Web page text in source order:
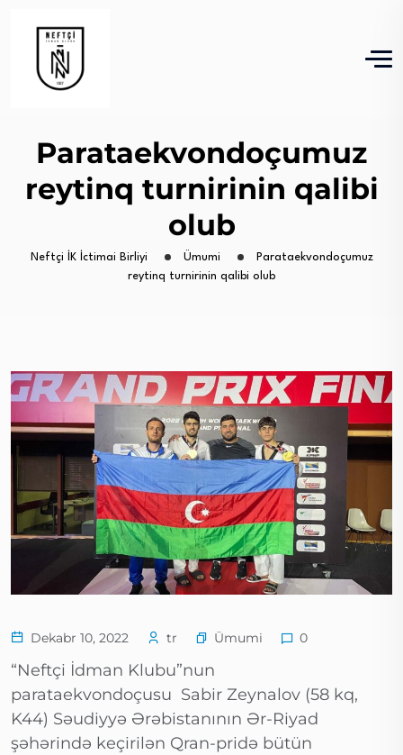
Parataekvondoçumuz
reytinq turnirinin qalibi
olub
Neftçi İK İctimai Birliyi Ümumi
Parataekvondoçumuz
reytinq turnirinin qalibi olub
Dekabr 10, 2022 tr Ümumi 0
“Neftçi İdman Klubu”nun
parataekvondoçusu Sabir Zeynalov (58 kq,
K44) Səudiyyə Ərəbistanının Ər-Riyad
şəhərində keçirilən Qran-pridə bütün